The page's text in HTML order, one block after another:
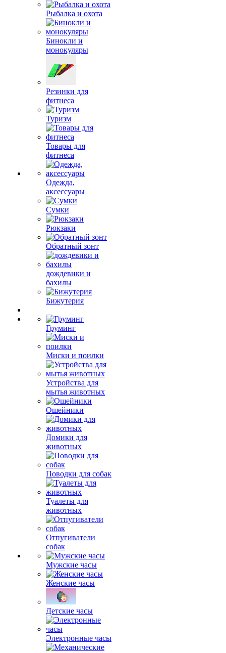
Рыбалка и охота
Бинокли и
монокуляры
Резинки для
фитнеса
Туризм
Товары для
фитнеса
Одежда,
аксессуары
Сумки
Рюкзаки
Обратный зонт
дождевики и
бахилы
Бижутерия
Груминг
Миски и поилки
Устройства для
мытья животных
Ошейники
Домики для
животных
Поводки для собак
Туалеты для
животных
Отпугиватели
собак
Мужские часы
Женские часы
Детские часы
Электронные часы